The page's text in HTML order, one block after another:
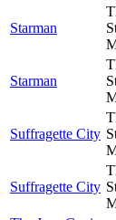
Starman
Starman
Suffragette City
Suffragette City